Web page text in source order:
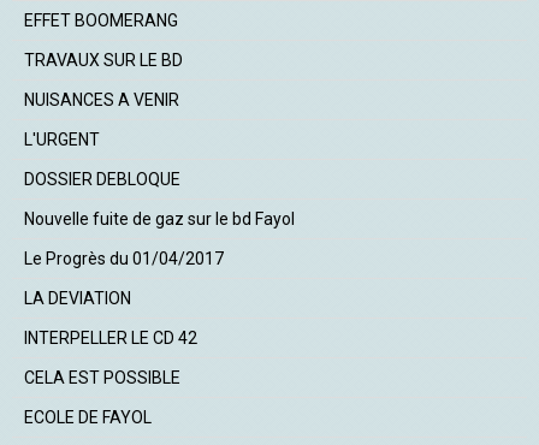
EFFET BOOMERANG
TRAVAUX SUR LE BD
NUISANCES A VENIR
L'URGENT
DOSSIER DEBLOQUE
Nouvelle fuite de gaz sur le bd Fayol
Le Progrès du 01/04/2017
LA DEVIATION
INTERPELLER LE CD 42
CELA EST POSSIBLE
ECOLE DE FAYOL